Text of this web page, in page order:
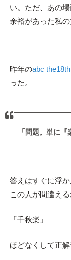
い。ただ、あの
余裕があった私の
昨年のabc the18th
った。
「問題。単に『
答えはすぐに浮
この人が間違え
「千秋楽」
ほどなくして正解